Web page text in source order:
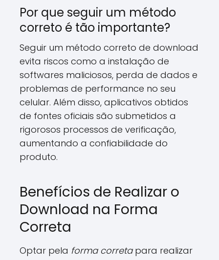
Por que seguir um método
correto é tão importante?
Seguir um método correto de download
evita riscos como a instalação de
softwares maliciosos, perda de dados e
problemas de performance no seu
celular. Além disso, aplicativos obtidos
de fontes oficiais são submetidos a
rigorosos processos de verificação,
aumentando a confiabilidade do
produto.
Benefícios de Realizar o
Download na Forma
Correta
Optar pela forma corretapara realizar